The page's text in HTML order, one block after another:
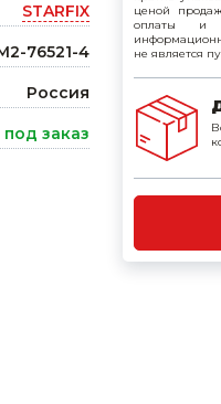
поилки для
поилки
STARFIX
76521-4
Россия
заказ
ценой
оплаты и
не является